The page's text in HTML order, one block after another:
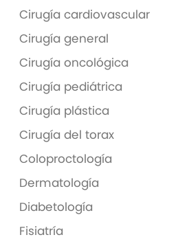
Cirugía cardiovascular
Cirugía general
Cirugía oncológica
Cirugía pediátrica
Cirugía plástica
Cirugía del torax
Coloproctología
Dermatología
Diabetología
Fisiatría